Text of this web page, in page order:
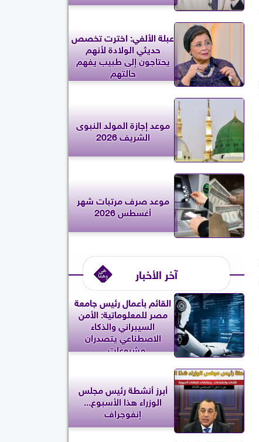
عبلة الألفي: اخترت تخصص
حديثي الولادة لأنهم
يحتاجون إلى طبيب يفهم
حالتهم
موعد إجازة المولد النبوى
الشريف 2026
موعد صرف مرتبات شهر
أغسطس 2026
آخر الأخبار
القائم بأعمال رئيس جامعة
مصر للمعلوماتية: الأمن
السيبراني والذكاء
الاصطناعي يتصدران
مشروعات...
أبرز أنشطة رئيس مجلس
الوزراء هذا الأسبوع...
إنفوجراف